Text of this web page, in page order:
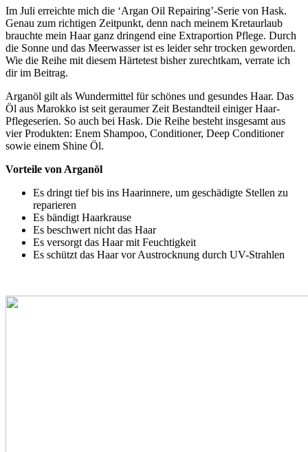
Im Juli erreichte mich die ‘Argan Oil Repairing’-Serie von Hask.
Genau zum richtigen Zeitpunkt, denn nach meinem Kretaurlaub
brauchte mein Haar ganz dringend eine Extraportion Pflege. Durch
die Sonne und das Meerwasser ist es leider sehr trocken geworden.
Wie die Reihe mit diesem Härtetest bisher zurechtkam, verrate ich
dir im Beitrag.
Arganöl gilt als Wundermittel für schönes und gesundes Haar. Das
Öl aus Marokko ist seit geraumer Zeit Bestandteil einiger Haar-
Pflegeserien. So auch bei Hask. Die Reihe besteht insgesamt aus
vier Produkten: Enem Shampoo, Conditioner, Deep Conditioner
sowie einem Shine Öl.
Vorteile von Arganöl
Es dringt tief bis ins Haarinnere, um geschädigte Stellen zu
reparieren
Es bändigt Haarkrause
Es beschwert nicht das Haar
Es versorgt das Haar mit Feuchtigkeit
Es schützt das Haar vor Austrocknung durch UV-Strahlen